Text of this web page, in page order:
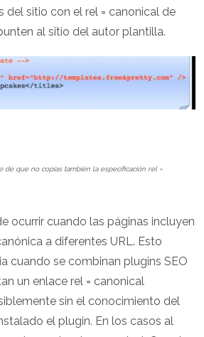
del sitio con el rel = canonical de
al sitio del autor plantilla.
de que no copias también la especificación rel =
ocurrir cuando las páginas incluyen
a diferentes URL. Esto
cuando se combinan plugins SEO
un enlace rel = canonical
sin el conocimiento del
el plugin. En los casos al